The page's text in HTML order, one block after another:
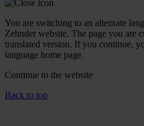
You are switching to an alternate
Zehnder website. The page you are
translated version. If you continue,
language home page.
Continue to the website
Back to top